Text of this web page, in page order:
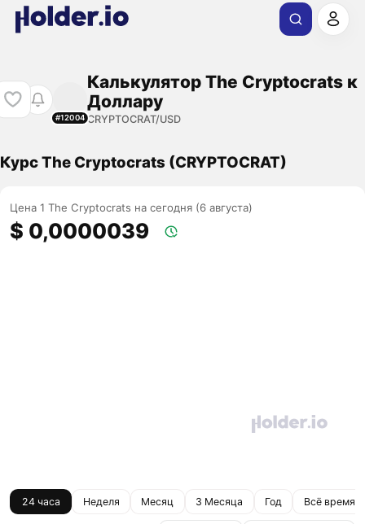
#12004
Калькулятор The Cryptocrats к
Доллару
CRYPTOCRAT/USD
Курс The Cryptocrats (CRYPTOCRAT)
Цена 1 The Cryptocrats на сегодня (6 августа)
$ 0,0000039
24 часа Неделя Месяц 3 Месяца Год Всё время